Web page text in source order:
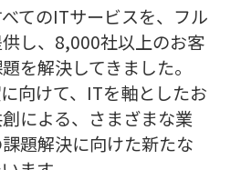
てのITサービスを、フル
し、8,000社以上のお客
を解決してきました。
向けて、ITを軸としたお
による、さまざまな業
題解決に向けた新たな